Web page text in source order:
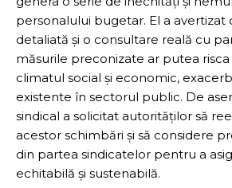
personalului bugetar. El a avertizat
detaliată și o consultare reală cu
măsurile preconizate ar putea risca
climatul social și economic,
existente în sectorul public. De
sindical a solicitat autorităților să
acestor schimbări și să considere
din partea sindicatelor pentru a
echitabilă și sustenabilă.